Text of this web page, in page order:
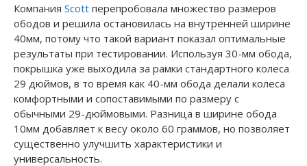
Компания Scott перепробовала множество размеров
ободов и решила остановилась на внутренней ширине
40мм, потому что такой вариант показал оптимальные
результаты при тестировании. Используя 30-мм обода,
покрышка уже выходила за рамки стандартного колеса
29 дюймов, в то время как 40-мм обода делали колеса
комфортными и сопоставимыми по размеру с
обычными 29-дюймовыми. Разница в ширине обода
10мм добавляет к весу около 60 граммов, но позволяет
существенно улучшить характеристики и
универсальность.